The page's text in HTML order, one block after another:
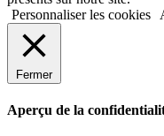
Personnaliser les cookies
Fermer
Aperçu de la